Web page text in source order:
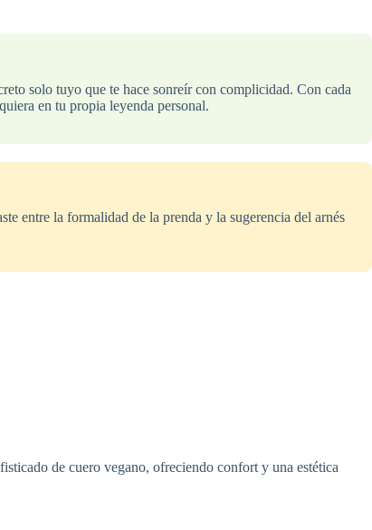
solo tuyo que te hace sonreír con complicidad. Con cada
en tu propia leyenda personal.
entre la formalidad de la prenda y la sugerencia del arnés
de cuero vegano, ofreciendo confort y una estética